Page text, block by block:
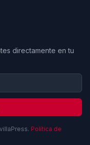
directamente en tu
Política de